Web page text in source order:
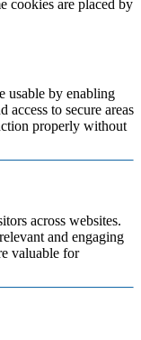
cookies are placed by
usable by enabling
access to secure areas
properly without
across websites.
and engaging
valuable for